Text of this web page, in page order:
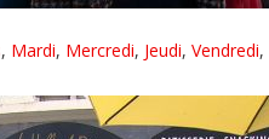
, Mardi, Mercredi, Jeudi, Vendredi,